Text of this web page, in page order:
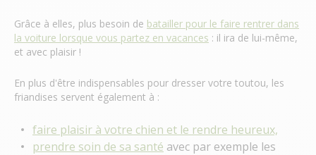
Grâce à elles, plus besoin de batailler pour le faire rentrer dans
la voiture lorsque vous partez en vacances : il ira de lui-même,
et avec plaisir !
En plus d'être indispensables pour dresser votre toutou, les
friandises servent également à :
faire plaisir à votre chien et le rendre heureux,
prendre soin de sa santé avec par exemple les